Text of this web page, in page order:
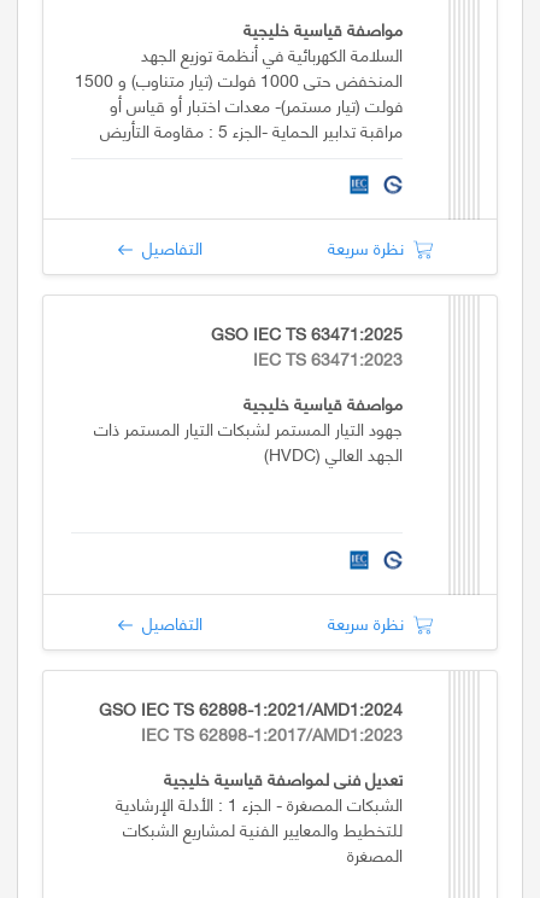
مواصفة قياسية خليجية
السلامة الكهربائية في أنظمة توزيع الجهد
المنخفض حتى 1000 فولت (تيار متناوب) و 1500
فولت (تيار مستمر)- معدات اختبار أو قياس أو
مراقبة تدابير الحماية -الجزء 5 : مقاومة التأريض
نظرة سريعة التفاصيل
GSO IEC TS 63471:2025
IEC TS 63471:2023
مواصفة قياسية خليجية
جهود التيار المستمر لشبكات التيار المستمر ذات
الجهد العالي (HVDC)
نظرة سريعة التفاصيل
GSO IEC TS 62898-1:2021/AMD1:2024
IEC TS 62898-1:2017/AMD1:2023
تعديل فني لمواصفة قياسية خليجية
الشبكات المصغرة - الجزء 1 : الأدلة الإرشادية
للتخطيط والمعايير الفنية لمشاريع الشبكات
المصغرة